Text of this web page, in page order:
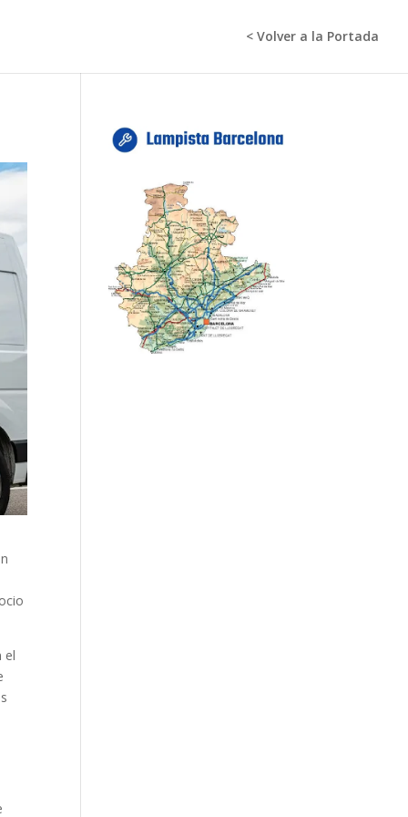
< Volver a la Portada
el